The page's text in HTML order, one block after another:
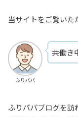
当サイトをご覧いた
ふりパパ
共働き
ふりパパブログを訪